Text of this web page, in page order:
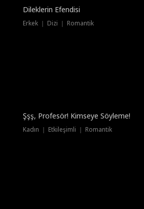
Yeni
Dileklerin Efendisi
Erkek ｜ Dizi ｜ Romantik
Dublajlı
Şşş, Profesör! Kimseye Söyleme!
Kadın ｜ Etkileşimli ｜ Romantik